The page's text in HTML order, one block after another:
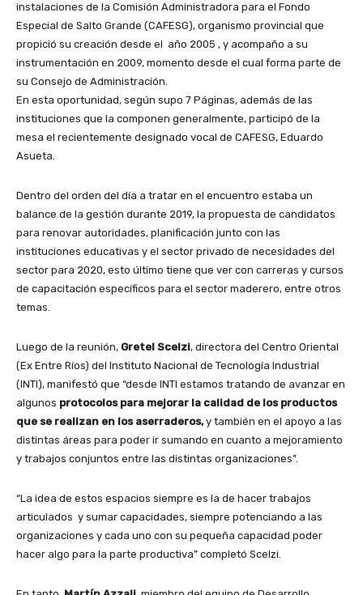
instalaciones de la Comisión Administradora para el Fondo
Especial de Salto Grande (CAFESG), organismo provincial que
propició su creación desde el año 2005 , y acompaño a su
instrumentación en 2009, momento desde el cual forma parte de
su Consejo de Administración.
En esta oportunidad, según supo 7 Páginas, además de las
instituciones que la componen generalmente, participó de la
mesa el recientemente designado vocal de CAFESG, Eduardo
Asueta.
Dentro del orden del día a tratar en el encuentro estaba un
balance de la gestión durante 2019, la propuesta de candidatos
para renovar autoridades, planificación junto con las
instituciones educativas y el sector privado de necesidades del
sector para 2020, esto último tiene que ver con carreras y cursos
de capacitación específicos para el sector maderero, entre otros
temas.
Luego de la reunión, Gretel Scelzi, directora del Centro Oriental
(Ex Entre Ríos) del Instituto Nacional de Tecnología Industrial
(INTI), manifestó que “desde INTI estamos tratando de avanzar en
algunos protocolos para mejorar la calidad de los productos
que se realizan en los aserraderos,y también en el apoyo a las
distintas áreas para poder ir sumando en cuanto a mejoramiento
y trabajos conjuntos entre las distintas organizaciones”.
“La idea de estos espacios siempre es la de hacer trabajos
articulados y sumar capacidades, siempre potenciando a las
organizaciones y cada uno con su pequeña capacidad poder
hacer algo para la parte productiva” completó Scelzi.